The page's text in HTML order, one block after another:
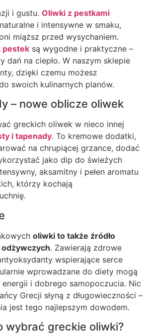
i gustu. Oliwki z pestkami
i intensywne w smaku,
miąższ przed wysychaniem.
pestek są wygodne i praktyczne –
dań na ciepło. W naszym sklepie
dzięki czemu możesz
swoich kulinarnych planów.
– nowe oblicze oliwek
greckich oliwek w nieco innej
i tapenady. To kremowe dodatki,
na chrupiącej grzance, dodać
jako dip do świeżych
aksamitny i pełen aromatu
którzy kochają
oliwki to także źródło
odżywczych. Zawierają zdrowe
wspierające serce
wprowadzane do diety mogą
i dobrego samopoczucia. Nic
Grecji słyną z długowieczności –
jest tego najlepszym dowodem.
wybrać greckie oliwki?